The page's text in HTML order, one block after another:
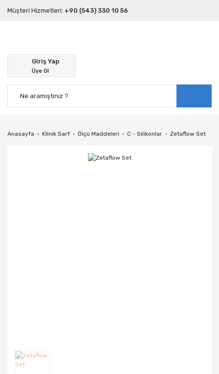
Müşteri Hizmetleri: +90 (543) 330 10 56
Giriş Yap
Üye Ol
Anasayfa Klinik Sarf Ölçü Maddeleri C - Silikonlar Zetaflow Set